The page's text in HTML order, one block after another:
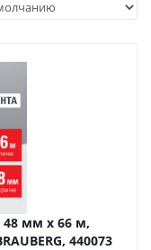
48 мм х 66 м,
440073